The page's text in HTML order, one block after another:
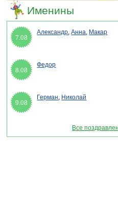
Именины
7.08
Александр,Анна, Макар
8.08
Федор
9.08
Герман, Николай
Все